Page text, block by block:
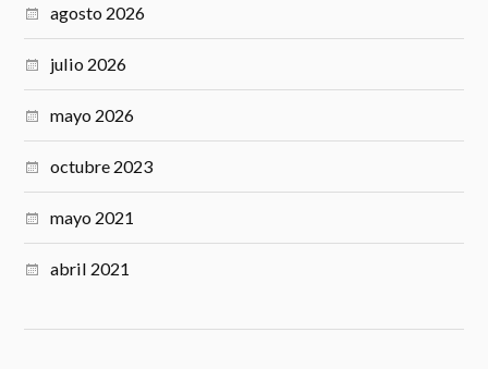
B
oo
m
ar
y
agosto 2026
julio 2026
mayo 2026
octubre 2023
mayo 2021
abril 2021